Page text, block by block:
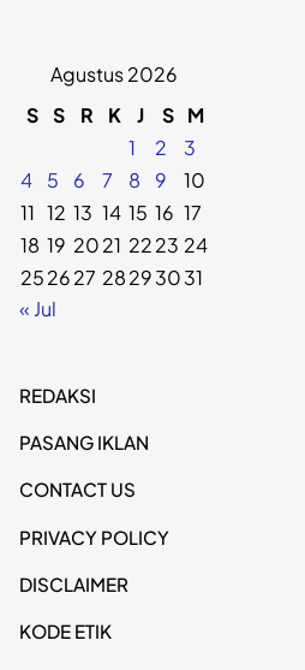
Agustus 2026
S S R K J S M
1
2
3
4
5 6 7 8 9
10
11 12 13 14 15 16 17
18 19 2021 2223 24
252627 28293031
« Jul
REDAKSI
PASANG IKLAN
CONTACT US
PRIVACY POLICY
DISCLAIMER
KODE ETIK